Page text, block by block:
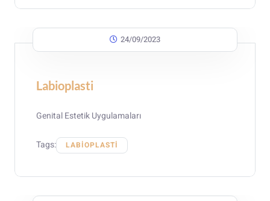
24/09/2023
Labioplasti
Genital Estetik Uygulamaları
Tags: LABIOPLASTI